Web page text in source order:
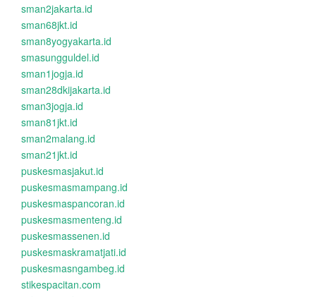
sman2jakarta.id
sman68jkt.id
sman8yogyakarta.id
smasungguldel.id
sman1jogja.id
sman28dkijakarta.id
sman3jogja.id
sman81jkt.id
sman2malang.id
sman21jkt.id
puskesmasjakut.id
puskesmasmampang.id
puskesmaspancoran.id
puskesmasmenteng.id
puskesmassenen.id
puskesmaskramatjati.id
puskesmasngambeg.id
stikespacitan.com